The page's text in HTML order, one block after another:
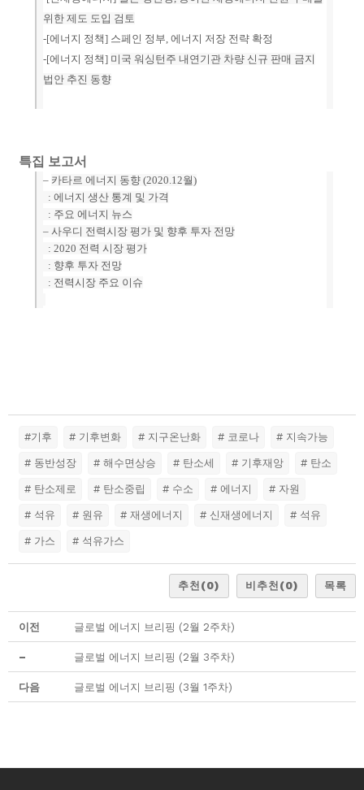
위한 제도 도입 검토
-[에너지 정책] 스페인 정부, 에너지 저장 전략 확정
-[에너지 정책] 미국 워싱턴주 내연기관 차량 신규 판매 금지
법안 추진 동향
특집 보고서
– 카타르 에너지 동향 (2020.12월)
: 에너지 생산 통계 및 가격
: 주요 에너지 뉴스
– 사우디 전력시장 평가 및 향후 투자 전망
: 2020 전력 시장 평가
: 향후 투자 전망
: 전력시장 주요 이슈
#기후 # 기후변화 # 지구온난화 # 코로나 # 지속가능
# 동반성장 # 해수면상승 # 탄소세 # 기후재앙 # 탄소
# 탄소제로 # 탄소중립 # 수소 # 에너지 # 자원
# 석유 # 원유 # 재생에너지 # 신재생에너지 # 석유
# 가스 # 석유가스
추천 (0) 비추천 (0) 목록
이전 글로벌 에너지 브리핑 (2월 2주차)
– 글로벌 에너지 브리핑 (2월 3주차)
다음 글로벌 에너지 브리핑 (3월 1주차)